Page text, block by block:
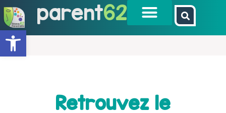
Ouvrir la barre d’outils
parent62
Retrouvez le